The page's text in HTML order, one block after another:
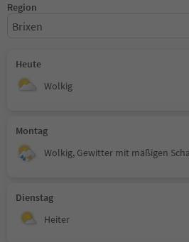
Region
Brixen
Heute
Wolkig
Montag
Wolkig, Gewitter mit mäßigen
Dienstag
Heiter